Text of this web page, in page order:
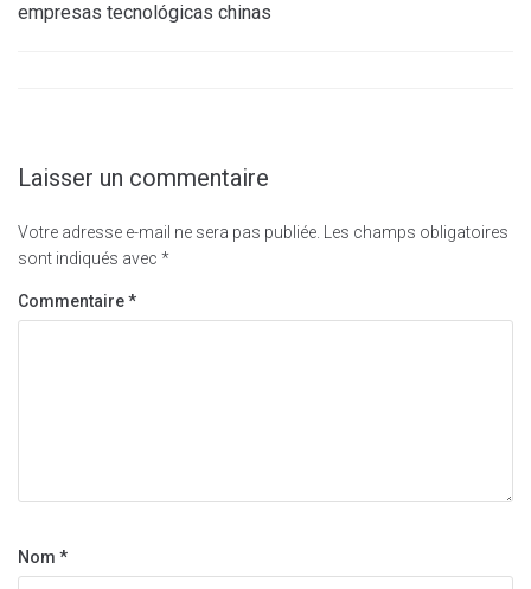
empresas tecnológicas chinas
Laisser un commentaire
Votre adresse e-mail ne sera pas publiée.
Les champs obligatoires
sont indiqués avec *
Commentaire*
Nom *